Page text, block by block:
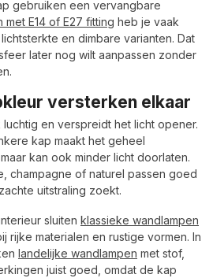
gebruiken een vervangbare
met E14 of E27 fitting heb je vaak
en dimbare varianten. Dat
later nog wilt aanpassen zonder
versterken elkaar
en verspreidt het licht opener.
kap maakt het geheel
kan ook minder licht doorlaten.
champagne of naturel passen goed
uitstraling zoekt.
sluiten klassieke wandlampen
rijke materialen en rustige vormen. In
landelijke wandlampen met stof,
juist goed, omdat de kap